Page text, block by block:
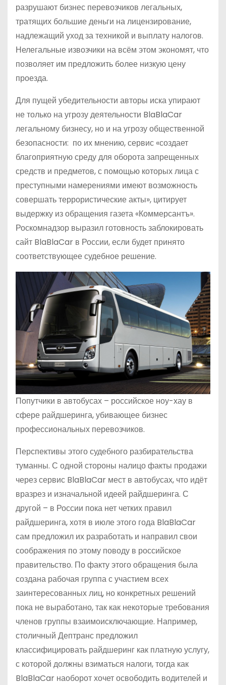
разрушают бизнес перевозчиков легальных,
тратящих большие деньги на лицензирование,
надлежащий уход за техникой и выплату налогов.
Нелегальные извозчики на всём этом экономят, что
позволяет им предложить более низкую цену
проезда.
Для пущей убедительности авторы иска упирают
не только на угрозу деятельности BlaBlaCar
легальному бизнесу, но и на угрозу общественной
безопасности: по их мнению, сервис «создает
благоприятную среду для оборота запрещенных
средств и предметов, с помощью которых лица с
преступными намерениями имеют возможность
совершать террористические акты», цитирует
выдержку из обращения газета «Коммерсантъ».
Роскомнадзор выразил готовность заблокировать
сайт BlaBlaCar в России, если будет принято
соответствующее судебное решение.
Попутчики в автобусах – российское ноу-хау в
сфере райдшеринга, убивающее бизнес
профессиональных перевозчиков.
Перспективы этого судебного разбирательства
туманны. С одной стороны налицо факты продажи
через сервис BlaBlaCar мест в автобусах, что идёт
вразрез и изначальной идеей райдшеринга. С
другой – в России пока нет четких правил
райдшеринга, хотя в июле этого года BlaBlaCar
сам предложил их разработать и направил свои
соображения по этому поводу в российское
правительство. По факту этого обращения была
создана рабочая группа с участием всех
заинтересованных лиц, но конкретных решений
пока не выработано, так как некоторые требования
членов группы взаимоисключающие. Например,
столичный Дептранс предложил
классифицировать райдшеринг как платную услугу,
с которой должны взиматься налоги, тогда как
BlaBlaCar наоборот хочет освободить водителей и